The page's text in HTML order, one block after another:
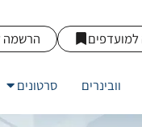
הרשמה
וובינרים סרטונים